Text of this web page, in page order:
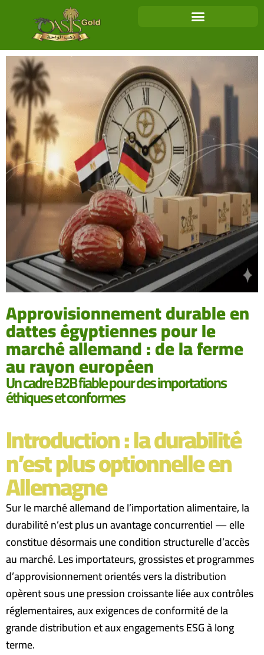
Approvisionnement durable en
dattes égyptiennes pour le
marché allemand : de la ferme
au rayon européen
Un cadre B2B fiable pour des importations
éthiques et conformes
Introduction : la durabilité
n’est plus optionnelle en
Allemagne
Sur le marché allemand de l’importation alimentaire, la
durabilité n’est plus un avantage concurrentiel — elle
constitue désormais une condition structurelle d’accès
au marché. Les importateurs, grossistes et programmes
d’approvisionnement orientés vers la distribution
opèrent sous une pression croissante liée aux contrôles
réglementaires, aux exigences de conformité de la
grande distribution et aux engagements ESG à long
terme.